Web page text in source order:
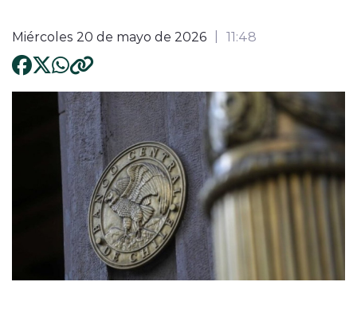
Miércoles 20 de mayo de 2026 11:48